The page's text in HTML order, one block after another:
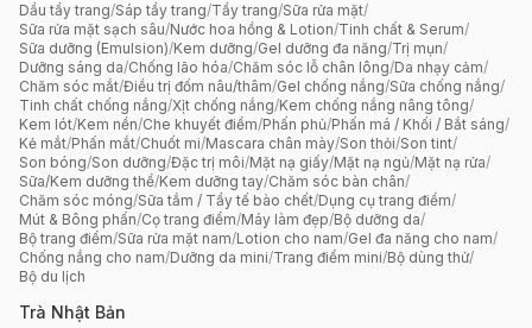
Dầu tẩy trang/Sáp tẩy trang/Tẩy trang/Sữa rửa mặt/
Sữa rửa mặt sạch sâu/Nước hoa hồng & Lotion/Tinh chất & Serum/
Sữa dưỡng (Emulsion)/Kem dưỡng/Gel dưỡng đa năng/Trị mụn/
Dưỡng sáng da/Chống lão hóa/Chăm sóc lỗ chân lông/Da nhạy cảm/
Chăm sóc mắt/Điều trị đốm nâu/thâm/Gel chống nắng/Sữa chống nắng/
Tinh chất chống nắng/Xịt chống nắng/Kem chống nắng nâng tông/
Kem lót/Kem nền/Che khuyết điểm/Phấn phủ/Phấn má / Khối / Bắt sáng/
Kẻ mắt/Phấn mắt/Chuốt mi/Mascara chân mày/Son thỏi/Son tint/
Son bóng/Son dưỡng/Đặc trị môi/Mặt nạ giấy/Mặt nạ ngủ/Mặt nạ rửa/
Sữa/Kem dưỡng thể/Kem dưỡng tay/Chăm sóc bàn chân/
Chăm sóc móng/Sữa tắm / Tẩy tế bào chết/Dụng cụ trang điểm/
Mút & Bông phấn/Cọ trang điểm/Máy làm đẹp/Bộ dưỡng da/
Bộ trang điểm/Sữa rửa mặt nam/Lotion cho nam/Gel đa năng cho nam/
Chống nắng cho nam/Dưỡng da mini/Trang điểm mini/Bộ dùng thử/
Bộ du lịch
Trà Nhật Bản